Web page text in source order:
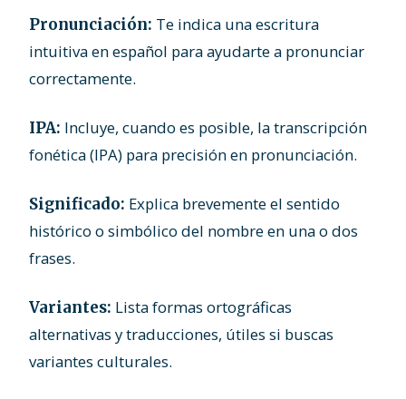
Pronunciación: Te indica una escritura
intuitiva en español para ayudarte a pronunciar
correctamente.
IPA: Incluye, cuando es posible, la transcripción
fonética (IPA) para precisión en pronunciación.
Significado: Explica brevemente el sentido
histórico o simbólico del nombre en una o dos
frases.
Variantes: Lista formas ortográficas
alternativas y traducciones, útiles si buscas
variantes culturales.